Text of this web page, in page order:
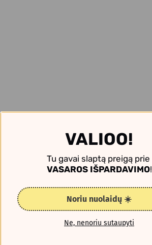
VALIOO!
Tu gavai slaptą preigą prie
VASAROS IŠPARDAVIMO!
Noriu nuolaidų ☀️
Ne, nenoriu sutaupyti